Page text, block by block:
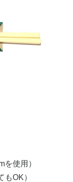
を使用）
もOK）